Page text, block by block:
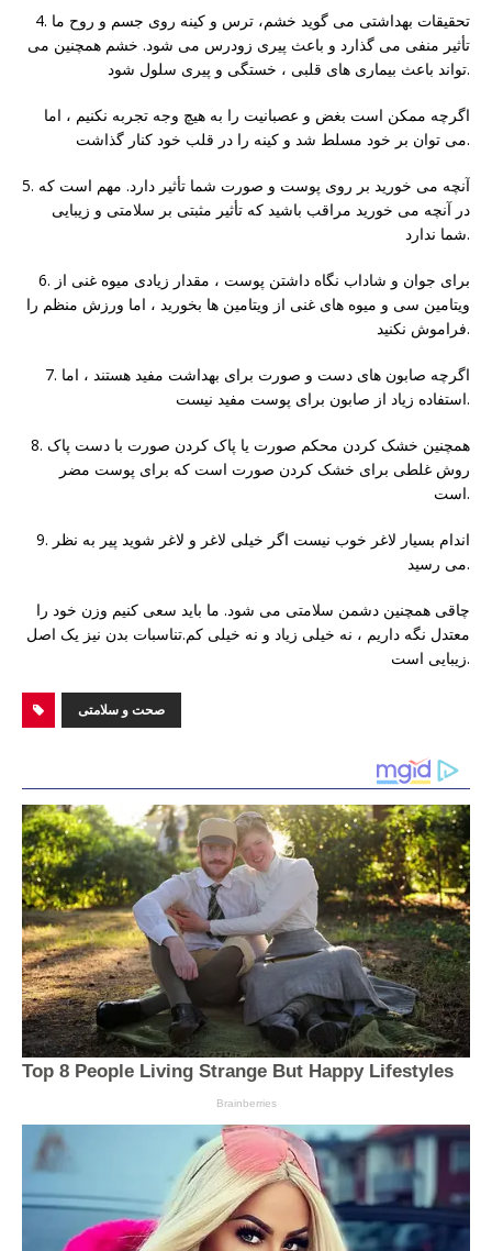
4. تحقیقات بهداشتی می گوید خشم، ترس و کینه روی جسم و روح ما
تأثیر منفی می گذارد و باعث پیری زودرس می شود. خشم همچنین می
تواند باعث بیماری های قلبی ، خستگی و پیری سلول شود.
اگرچه ممکن است بغض و عصبانیت را به هیچ وجه تجربه نکنیم ، اما
می توان بر خود مسلط شد و کینه را در قلب خود کنار گذاشت.
5. آنچه می خورید بر روی پوست و صورت شما تأثیر دارد. مهم است که
در آنچه می خورید مراقب باشید که تأثیر مثبتی بر سلامتی و زیبایی
شما ندارد.
6. برای جوان و شاداب نگاه داشتن پوست ، مقدار زیادی میوه غنی از
ویتامین سی و میوه های غنی از ویتامین ها بخورید ، اما ورزش منظم را
فراموش نکنید.
7. اگرچه صابون های دست و صورت برای بهداشت مفید هستند ، اما
استفاده زیاد از صابون برای پوست مفید نیست.
8. همچنین خشک کردن محکم صورت یا پاک کردن صورت با دست پاک
روش غلطی برای خشک کردن صورت است که برای پوست مضر
است.
9. اندام بسیار لاغر خوب نیست اگر خیلی لاغر و لاغر شوید پیر به نظر
می رسید.
چاقی همچنین دشمن سلامتی می شود. ما باید سعی کنیم وزن خود را
معتدل نگه داریم ، نه خیلی زیاد و نه خیلی کم.تناسبات بدن نیز یک اصل
زیبایی است.
صحت و سلامتی